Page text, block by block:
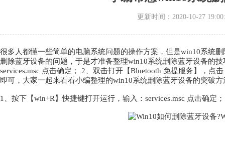
更新时间： 2020-10-27
很多人都懂一些简单的电脑系统问题的操作方案，但是win10系统
删除蓝牙设备的问题，于是才准备整理win10系统删除蓝牙设备的
services.msc 点击确定； 2、双击打开【Bluetooth 免提服务】，
即可，大家一起来看看小编整理的win10系统删除蓝牙设备的突破方
1、按下【win+R】快捷键打开运行，输入：services.msc 点击确定；